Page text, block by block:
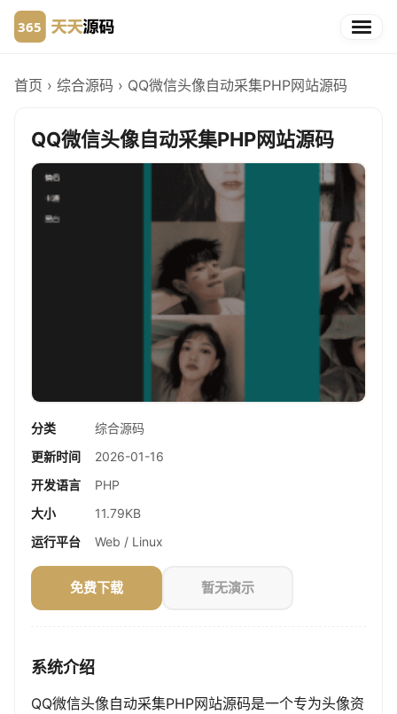
首页 › 综合源码 › QQ微信头像自动采集PHP网站源码
QQ微信头像自动采集PHP网站源码
分类
综合源码
更新时间
2026-01-16
开发语言
PHP
大小
11.79KB
运行平台
Web / Linux
免费下载 暂无演示
系统介绍
QQ微信头像自动采集PHP网站源码是一个专为头像资